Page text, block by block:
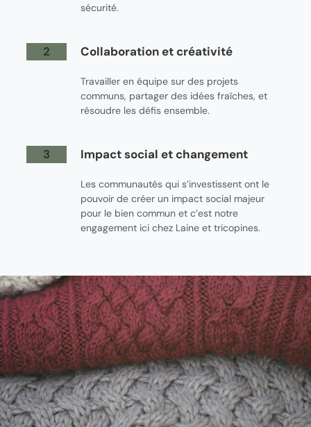
sécurité.
2 Collaboration et créativité
Travailler en équipe sur des projets
communs, partager des idées fraîches, et
résoudre les défis ensemble.
3 Impact social et changement
Les communautés qui s’investissent ont le
pouvoir de créer un impact social majeur
pour le bien commun et c’est notre
engagement ici chez Laine et tricopines.